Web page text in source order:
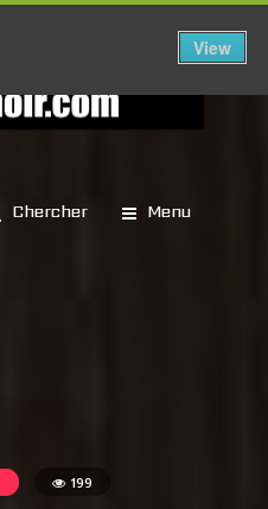
Chercher Menu
199
View